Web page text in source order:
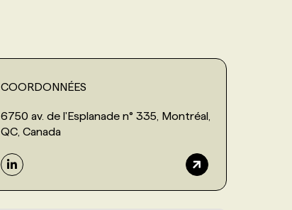
COORDONNÉES
6750 av. de l'Esplanade n° 335, Montréal,
QC, Canada